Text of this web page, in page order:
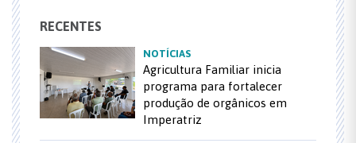
RECENTES
NOTÍCIAS
Agricultura Familiar inicia
programa para fortalecer
produção de orgânicos em
Imperatriz